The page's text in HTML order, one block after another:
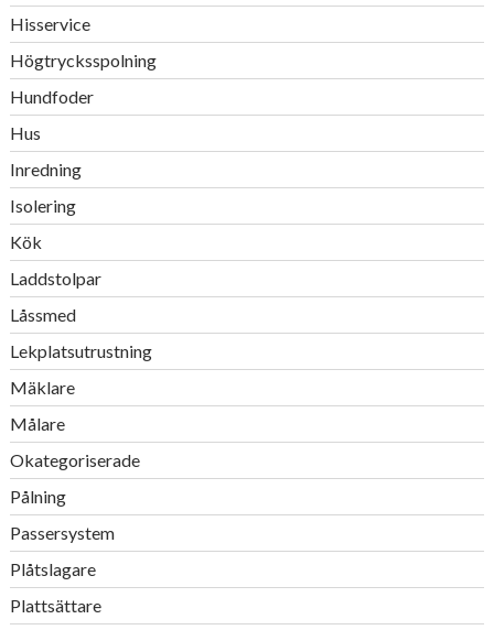
Hisservice
Högtrycksspolning
Hundfoder
Hus
Inredning
Isolering
Kök
Laddstolpar
Låssmed
Lekplatsutrustning
Mäklare
Målare
Okategoriserade
Pålning
Passersystem
Plåtslagare
Plattsättare